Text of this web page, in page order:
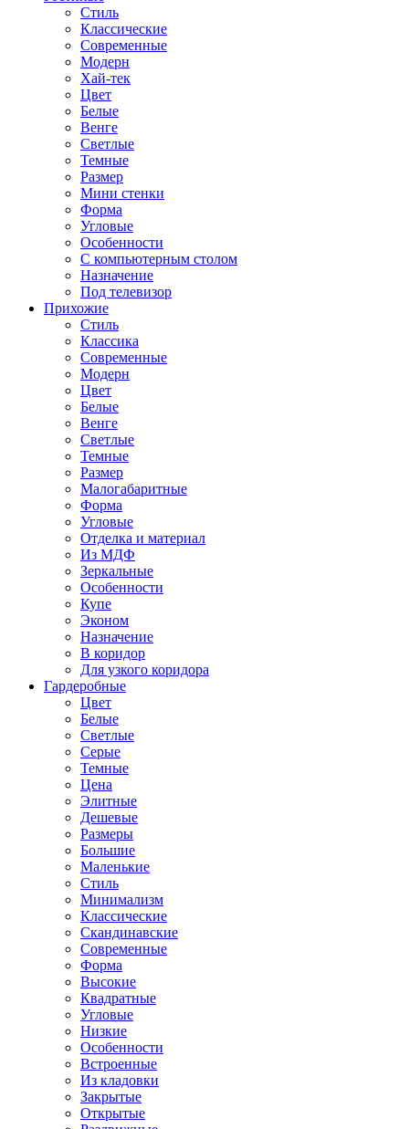
Стиль
Классические
Современные
Модерн
Хай-тек
Цвет
Белые
Венге
Светлые
Темные
Размер
Мини стенки
Форма
Угловые
Особенности
С компьютерным столом
Назначение
Под телевизор
Прихожие
Стиль
Классика
Современные
Модерн
Цвет
Белые
Венге
Светлые
Темные
Размер
Малогабаритные
Форма
Угловые
Отделка и материал
Из МДФ
Зеркальные
Особенности
Купе
Эконом
Назначение
В коридор
Для узкого коридора
Гардеробные
Цвет
Белые
Светлые
Серые
Темные
Цена
Элитные
Дешевые
Размеры
Большие
Маленькие
Стиль
Минимализм
Классические
Скандинавские
Современные
Форма
Высокие
Квадратные
Угловые
Низкие
Особенности
Встроенные
Из кладовки
Закрытые
Открытые